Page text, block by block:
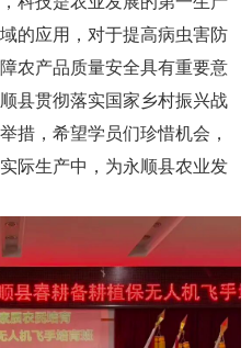
的应用，对于提高病虫害防
农产品质量安全具有重要意
县贯彻落实国家乡村振兴战
措，希望学员们珍惜机会，
际生产中，为永顺县农业发